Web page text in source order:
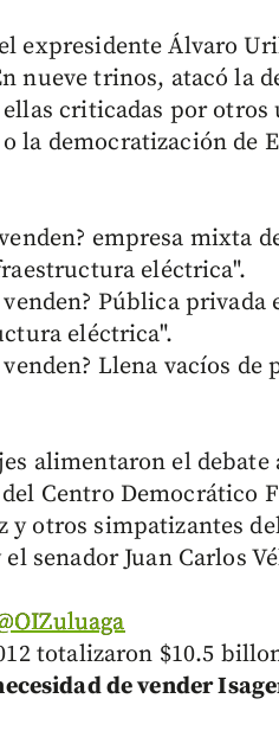
expresidente Álvaro
nueve trinos, atacó la
criticadas por
la democratización de
empresa mixta
eléctrica".
Pública
eléctrica".
venden? Llena vacíos
alimentaron el
Centro Democrático
y otros simpatizantes
senador Juan Carlos
totalizaron $10.5
de vender